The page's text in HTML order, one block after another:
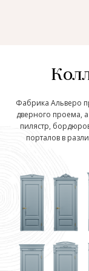
Фабрика Альверо
дверного проема,
пилястр,
порталов в